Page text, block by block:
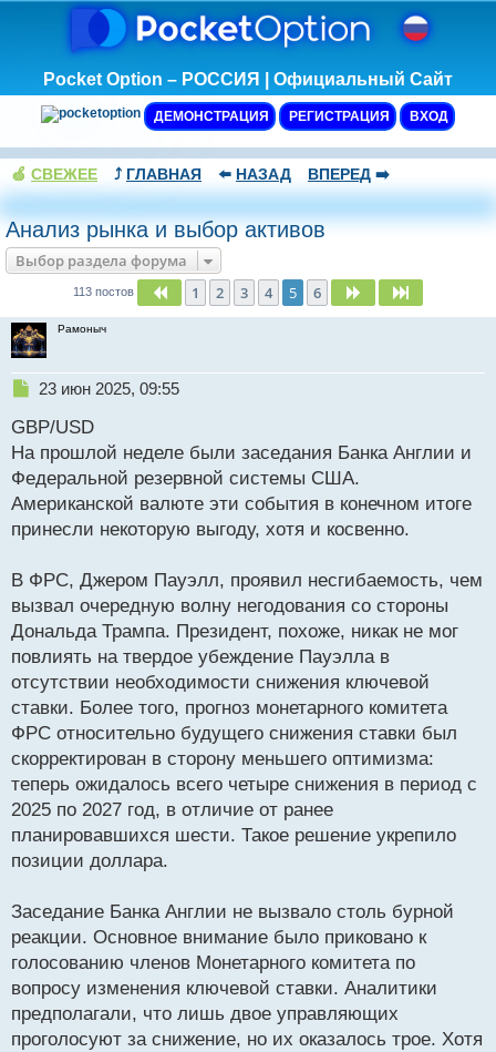
Pocket Option – РОССИЯ | Официальный Сайт
ДЕМОНСТРАЦИЯ РЕГИСТРАЦИЯ ВХОД
🍏 СВЕЖЕЕ ⤴️ ГЛАВНАЯ ⬅️ НАЗАД ВПЕРЕД ➡️
Анализ рынка и выбор активов
Выбор раздела форума
113 постов Пред.
1 2 3 4 5 6 След.
Рамоныч
Н
п
р
ч
и
т
н
ы
й
о
с
т
23 июн 2025, 09:55
GBP/USD
На прошлой неделе были заседания Банка Англии и
Федеральной резервной системы США.
Американской валюте эти события в конечном итоге
принесли некоторую выгоду, хотя и косвенно.
В ФРС, Джером Пауэлл, проявил несгибаемость, чем
вызвал очередную волну негодования со стороны
Дональда Трампа. Президент, похоже, никак не мог
повлиять на твердое убеждение Пауэлла в
отсутствии необходимости снижения ключевой
ставки. Более того, прогноз монетарного комитета
ФРС относительно будущего снижения ставки был
скорректирован в сторону меньшего оптимизма:
теперь ожидалось всего четыре снижения в период с
2025 по 2027 год, в отличие от ранее
планировавшихся шести. Такое решение укрепило
позиции доллара.
Заседание Банка Англии не вызвало столь бурной
реакции. Основное внимание было приковано к
голосованию членов Монетарного комитета по
вопросу изменения ключевой ставки. Аналитики
предполагали, что лишь двое управляющих
проголосуют за снижение, но их оказалось трое. Хотя